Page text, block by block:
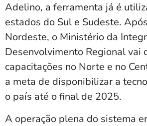
Adelino, a ferramenta já é
estados do Sul e Sudeste.
Nordeste, o Ministério da
Desenvolvimento Regional vai
capacitações no Norte e no
a meta de disponibilizar a
o país até o final de 2025.
A operação plena do sistema